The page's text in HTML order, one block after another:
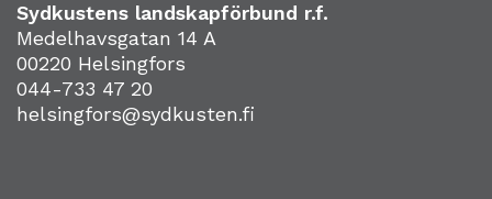
Sydkustens landskapförbund r.f.
Medelhavsgatan 14 A
00220 Helsingfors
044-733 47 20
helsingfors@sydkusten.fi